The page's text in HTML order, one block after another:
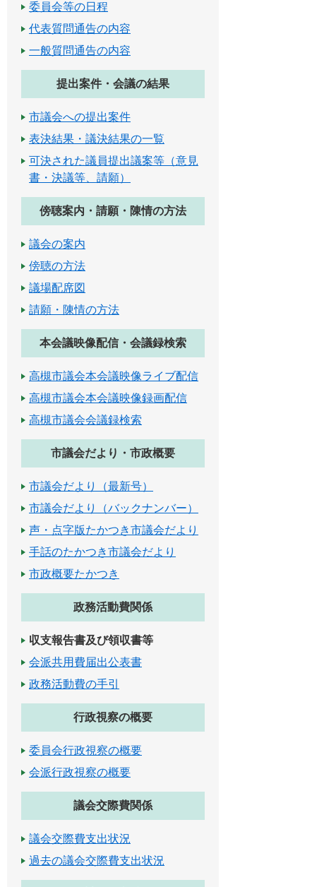
委員会等の日程
代表質問通告の内容
一般質問通告の内容
提出案件・会議の結果
市議会への提出案件
表決結果・議決結果の一覧
可決された議員提出議案等（意見
書・決議等、請願）
傍聴案内・請願・陳情の方法
議会の案内
傍聴の方法
議場配席図
請願・陳情の方法
本会議映像配信・会議録検索
高槻市議会本会議映像ライブ配信
高槻市議会本会議映像録画配信
高槻市議会会議録検索
市議会だより・市政概要
市議会だより（最新号）
市議会だより（バックナンバー）
声・点字版たかつき市議会だより
手話のたかつき市議会だより
市政概要たかつき
政務活動費関係
収支報告書及び領収書等
会派共用費届出公表書
政務活動費の手引
行政視察の概要
委員会行政視察の概要
会派行政視察の概要
議会交際費関係
議会交際費支出状況
過去の議会交際費支出状況